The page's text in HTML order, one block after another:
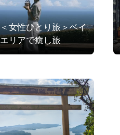
＜女性ひとり旅＞ベイ
エリアで癒し旅